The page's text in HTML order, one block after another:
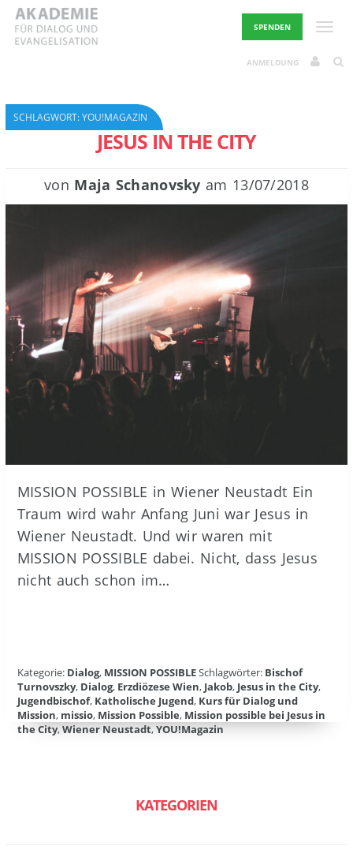
Skip
content
SPENDEN
ANMELDUNG
SCHLAGWORT:YOU!MAGAZIN
JESUS IN THE CITY
von Maja Schanovsky am 13/07/2018
MISSION POSSIBLE in Wiener Neustadt Ein
Traum wird wahr Anfang Juni war Jesus in
Wiener Neustadt. Und wir waren mit
MISSION POSSIBLE dabei. Nicht, dass Jesus
nicht auch schon im…
Kategorie: Dialog, MISSION POSSIBLESchlagwörter: Bischof
Turnovszky, Dialog, Erzdiözese Wien, Jakob, Jesus in the City,
Jugendbischof, Katholische Jugend, Kurs für Dialog und
Mission, missio, Mission Possible, Mission possible bei Jesus in
the City,Wiener Neustadt,YOU!Magazin
KATEGORIEN